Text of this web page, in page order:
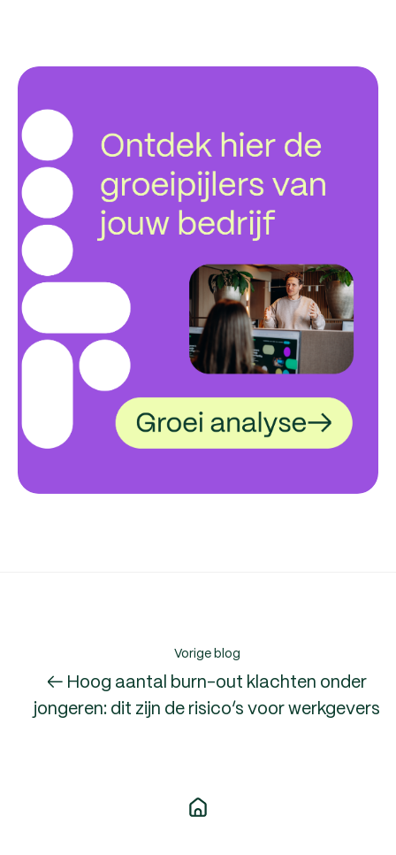
Vorige blog
← Hoog aantal burn-out klachten onder
jongeren: dit zijn de risico’s voor werkgevers